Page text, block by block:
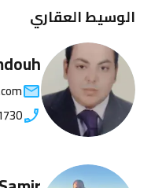
الوسيط العقاري